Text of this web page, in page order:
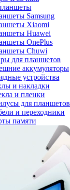
Samsung
Xiaomi
Huawei
OnePlus
Chuwi
для планшетов
аккумуляторы
устройства
и накладки
и пленки
для планшетов
и переходники
памяти